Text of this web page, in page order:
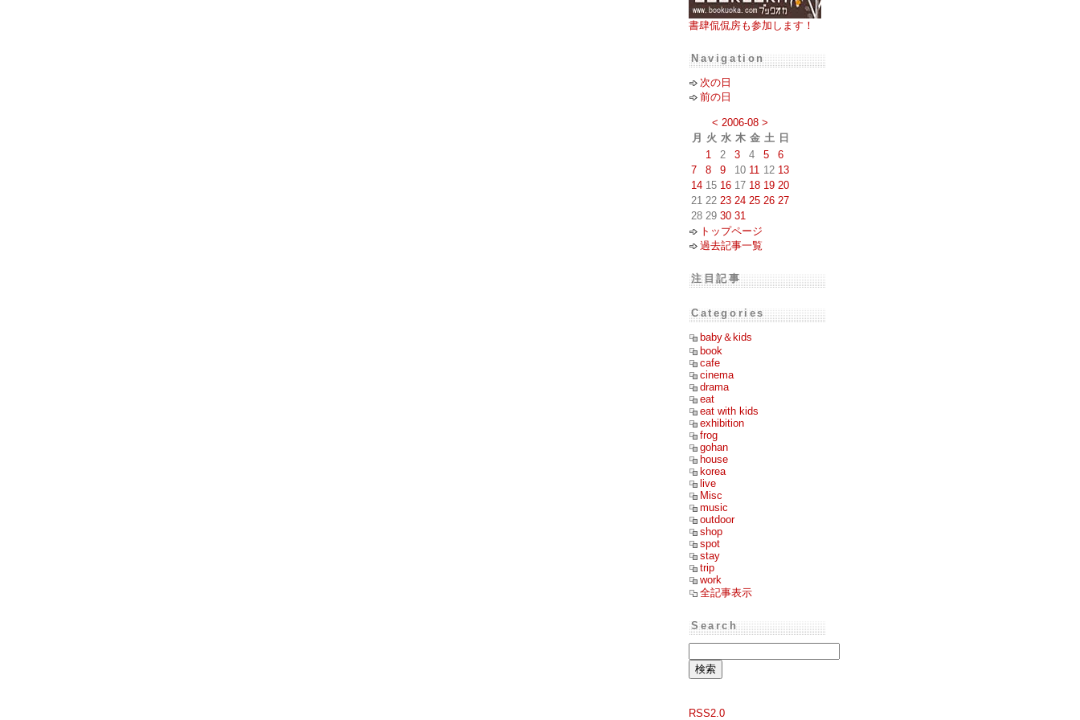
書肆侃侃房も参加します！
Navigation
次の日
前の日
< 2006-08 >
月
火 水 木 金 土 日
1
2 3 4 5
6
7
8 9 10 11 12 13
14 15 16 17 18 19 20
21 22 23 24 25 26 27
28 29 30 31
トップページ
過去記事一覧
注目記事
Categories
baby＆kids
book
cafe
cinema
drama
eat
eat with kids
exhibition
frog
gohan
house
korea
live
Misc
music
outdoor
shop
spot
stay
trip
work
全記事表示
Search
RSS2.0